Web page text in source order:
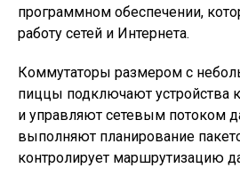
программном обеспечении,
работу сетей и Интернета.
Коммутаторы размером с
пиццы подключают устройства
и управляют сетевым потоком
выполняют планирование
контролирует маршрутизацию